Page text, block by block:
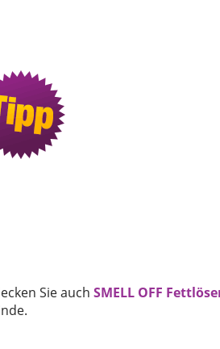
Sie auch SMELL OFF